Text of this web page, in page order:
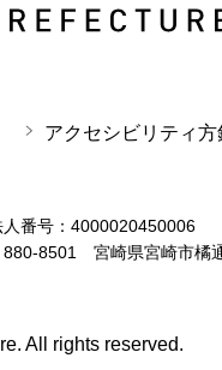
アクセシビリティ方
人番号：4000020450006
880-8501 宮崎県宮崎市橘
All rights reserved.